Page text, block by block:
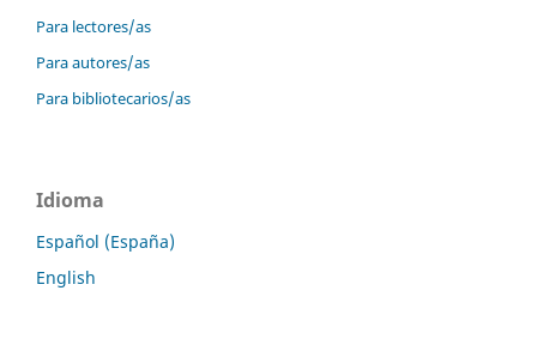
Para lectores/as
Para autores/as
Para bibliotecarios/as
Idioma
Español (España)
English